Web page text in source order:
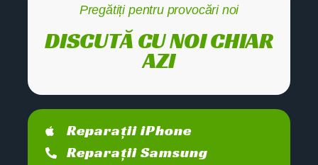
Pregătiți pentru provocări noi
DISCUTĂ CU NOI CHIAR
AZI
Reparații iPhone
Reparații Samsung